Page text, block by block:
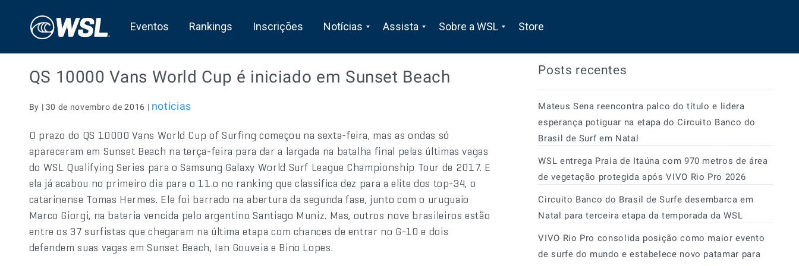
Eventos Rankings Inscrições Notícias Assista Sobre a WSL Store
QS 10000 Vans World Cup é iniciado em Sunset Beach
By | 30 de novembro de 2016 | noticias
O prazo do QS 10000 Vans World Cup of Surfing começou na sexta-feira, mas as ondas só
apareceram em Sunset Beach na terça-feira para dar a largada na batalha final pelas últimas vagas
do WSL Qualifying Series para o Samsung Galaxy World Surf League Championship Tour de 2017. E
ela já acabou no primeiro dia para o 11.o no ranking que classifica dez para a elite dos top-34, o
catarinense Tomas Hermes. Ele foi barrado na abertura da segunda fase, junto com o uruguaio
Marco Giorgi, na bateria vencida pelo argentino Santiago Muniz. Mas, outros nove brasileiros estão
entre os 37 surfistas que chegaram na última etapa com chances de entrar no G-10 e dois
defendem suas vagas em Sunset Beach, Ian Gouveia e Bino Lopes.
Posts recentes
Mateus Sena reencontra palco do título e lidera
esperança potiguar na etapa do Circuito Banco do
Brasil de Surf em Natal
WSL entrega Praia de Itaúna com 970 metros de área
de vegetação protegida após VIVO Rio Pro 2026
Circuito Banco do Brasil de Surfe desembarca em
Natal para terceira etapa da temporada da WSL
VIVO Rio Pro consolida posição como maior evento
de surfe do mundo e estabelece novo patamar para